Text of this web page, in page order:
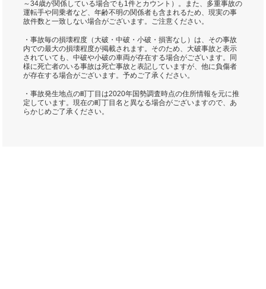
～34歳が関係している場合でも1件とカウント）。また、多重事故の
運転手や同乗者など、年齢不明の関係者も含まれるため、現実の事
故件数と一致しない場合がございます。ご注意ください。
・事故毎の損壊程度（大破・中破・小破・損害なし）は、その事故
内での最大の損壊程度が掲載されます。そのため、大破事故と表示
されていても、中破や小破の車両が存在する場合がございます。同
様に死亡者のいる事故は死亡事故と表記していますが、他に負傷者
が存在する場合がございます。予めご了承ください。
・事故発生地点の町丁目は2020年国勢調査時点の住所情報を元に推
定しています。現在の町丁目名と異なる場合がございますので、あ
らかじめご了承ください。